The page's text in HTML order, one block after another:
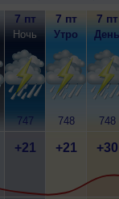
7 пт
Ночь
747
+21
7 пт
Утро
748
+21
7 пт
День
748
+30